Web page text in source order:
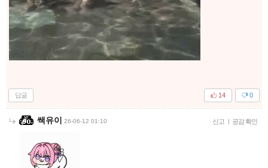
답글 0
14
쌕유이 26-06-12 01:10 신고 | 공감 확인